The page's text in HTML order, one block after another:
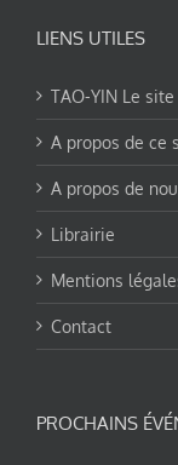
LIENS UTILES
TAO-YIN Le
A propos de ce
A propos de
Librairie
Mentions
Contact
PROCHAINS